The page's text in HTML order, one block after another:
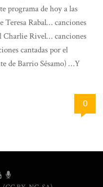
programa de hoy a las
Teresa Rabal… canciones
Charlie Rivel… canciones
cantadas por el
de Barrio Sésamo) …Y
0